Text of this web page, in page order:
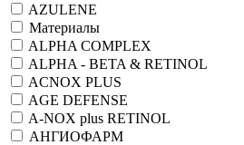
AZULENE
Материалы
ALPHA COMPLEX
ALPHA - BETA & RETINOL
ACNOX PLUS
AGE DEFENSE
A-NOX plus RETINOL
АНГИОФАРМ